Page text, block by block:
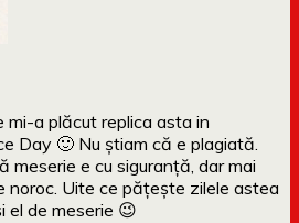
mi-a plăcut replica asta in
Day 🙂 Nu știam că e plagiată.
meserie e cu siguranță, dar mai
noroc. Uite ce pățește zilele astea
el de meserie 😉